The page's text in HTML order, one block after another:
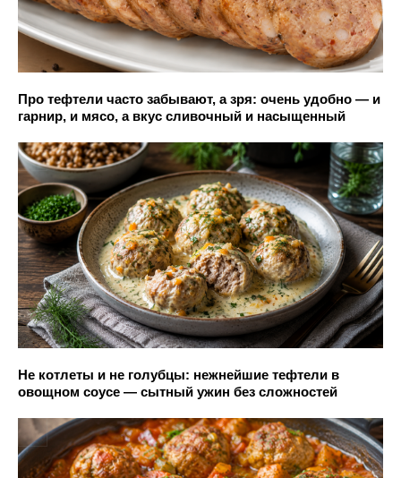
Про тефтели часто забывают, а зря: очень удобно — и
гарнир, и мясо, а вкус сливочный и насыщенный
Не котлеты и не голубцы: нежнейшие тефтели в
овощном соусе — сытный ужин без сложностей